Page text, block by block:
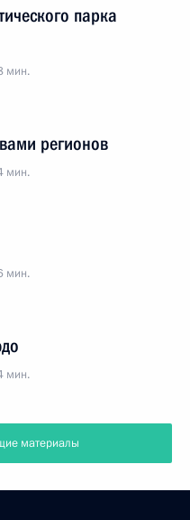
парка
мин.
регионов
мин.
мин.
мин.
материалы